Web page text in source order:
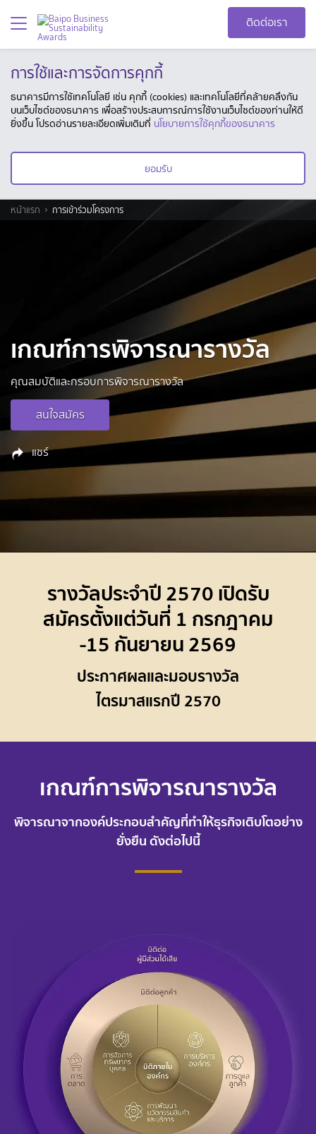
ติดต่อเรา
การใช้และการจัดการคุกกี้
ธนาคารมีการใช้เทคโนโลยี เช่น คุกกี้ (cookies) และเทคโนโลยีที่คล้ายคลึงกัน
บนเว็บไซต์ของธนาคาร เพื่อสร้างประสบการณ์การใช้งานเว็บไซต์ของท่านให้ดี
ยิ่งขึ้น โปรดอ่านรายละเอียดเพิ่มเติมที่ นโยบายการใช้คุกกี้ของธนาคาร
ยอมรับ
หน้าแรก การเข้าร่วมโครงการ
เกณฑ์การพิจารณารางวัล
คุณสมบัติและกรอบการพิจารณารางวัล
สนใจสมัคร
แชร์
รางวัลประจำปี 2570 เปิดรับ
สมัครตั้งแต่วันที่1 กรกฎาคม
-15 กันยายน 2569
ประกาศผลและมอบรางวัล
ไตรมาสแรกปี 2570
เกณฑ์การพิจารณารางวัล
พิจารณาจากองค์ประกอบสำคัญที่ทำให้ธุรกิจเติบโตอย่าง
ยั่งยืน ดังต่อไปนี้